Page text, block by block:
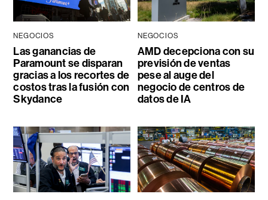
NEGOCIOS
Las ganancias de
Paramount se disparan
gracias a los recortes de
costos tras la fusión con
Skydance
NEGOCIOS
AMD decepciona con su
previsión de ventas
pese al auge del
negocio de centros de
datos de IA